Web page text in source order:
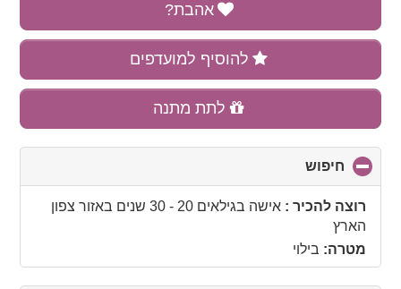
אהבת?
להוסיף למועדפים
לתת מתנה
חיפוש
to
collapseרוצה להכיר :אישה בגילאים 20 - 30 שנים באזור צפון
הארץ
מטרה: בילוי